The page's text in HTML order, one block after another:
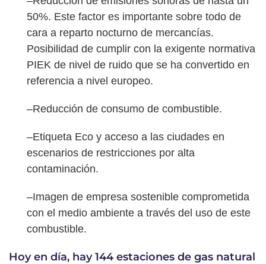
50%. Este factor es importante sobre todo de
cara a reparto nocturno de mercancías.
Posibilidad de cumplir con la exigente normativa
PIEK de nivel de ruido que se ha convertido en
referencia a nivel europeo.
–Reducción de consumo de combustible.
–Etiqueta Eco y acceso a las ciudades en
escenarios de restricciones por alta
contaminación.
–Imagen de empresa sostenible comprometida
con el medio ambiente a través del uso de este
combustible.
Hoy en día, hay 144 estaciones de gas natural